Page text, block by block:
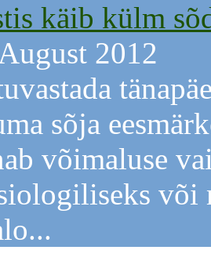
käib külm
2012
sõja
võimaluse
või